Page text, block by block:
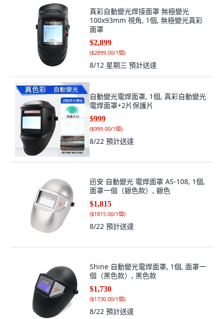
真彩自動變光焊接面罩 無極變光
100x93mm 視角, 1個, 無極變光真彩
面罩
$2,899
($2899.00/1個)
8/12 星期三 預計送達
自動變光電焊面罩, 1個, 真彩自動變光
電焊面罩+2片保護片
$999
($999.00/1個)
8/22 預計送達
迅安 自動變光 電焊面罩 AS-108, 1個,
面罩一個（銀色款）, 銀色
$1,815
($1815.00/1個)
8/22 預計送達
Shine 自動變光電焊面罩, 1個, 面罩一
個（黑色款）, 黑色款
$1,730
($1730.00/1個)
8/22 預計送達